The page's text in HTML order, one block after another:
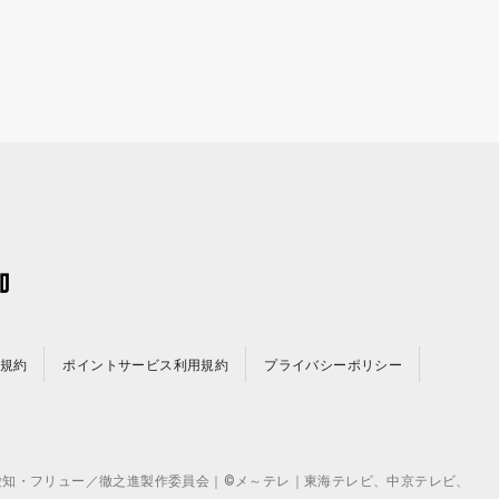
約 ポイントサービス利用規約 プライバシーポリシー
フリュー／徹之進製作委員会｜©メ～テレ｜東海テレビ、中京テレビ、